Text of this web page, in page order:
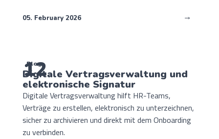
05. February 2026
12
Blog
Digitale Vertragsverwaltung und
elektronische Signatur
Digitale Vertragsverwaltung hilft HR-Teams,
Verträge zu erstellen, elektronisch zu unterzeichnen,
sicher zu archivieren und direkt mit dem Onboarding
zu verbinden.